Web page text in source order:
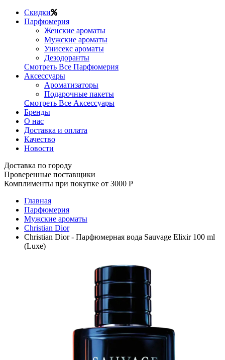
Скидки
Парфюмерия
Женские ароматы
Мужские ароматы
Унисекс ароматы
Дезодоранты
Смотреть Все Парфюмерия
Аксессуары
Ароматизаторы
Подарочные пакеты
Смотреть Все Аксессуары
Бренды
О нас
Доставка и оплата
Качество
Новости
Доставка по городу
Проверенные поставщики
Комплименты при покупке от 3000 Р
Главная
Парфюмерия
Мужские ароматы
Christian Dior
Christian Dior - Парфюмерная вода Sauvage Elixir 100 ml
(Luxe)